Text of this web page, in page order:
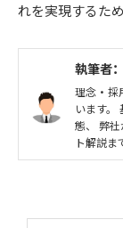
れを実現するた
執筆者
理念・採
います。
態、 弊
ト解説ま